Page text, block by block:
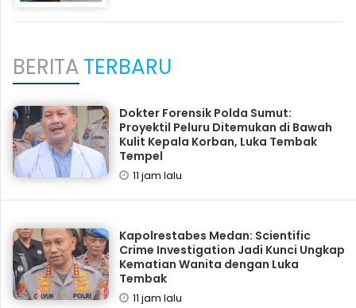
BERITATERBARU
Dokter Forensik Polda Sumut:
Proyektil Peluru Ditemukan di Bawah
Kulit Kepala Korban, Luka Tembak
Tempel
11 jam lalu
Kapolrestabes Medan: Scientific
Crime Investigation Jadi Kunci Ungkap
Kematian Wanita dengan Luka
Tembak
11 jam lalu